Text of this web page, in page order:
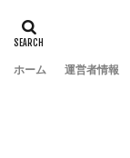
ホーム 運営者情報